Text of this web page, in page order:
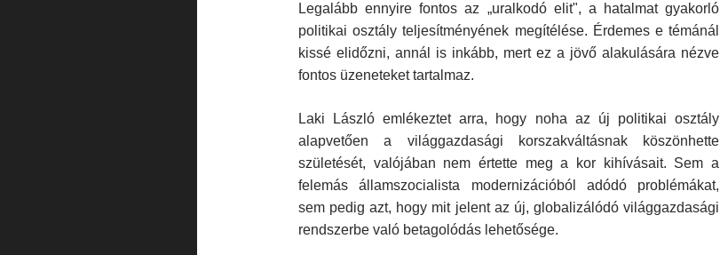
Legalább ennyire fontos az „uralkodó elit", a hatalmat gyakorló
politikai osztály teljesítményének megítélése. Érdemes e témánál
kissé elidőzni, annál is inkább, mert ez a jövő alakulására nézve
fontos üzeneteket tartalmaz.
Laki László emlékeztet arra, hogy noha az új politikai osztály
alapvető­en a világgazdasági korszakváltásnak köszönhette
születését, valójában nem értette meg a kor kihívásait. Sem a
felemás államszocialista mo­dernizációból adódó problémákat,
sem pedig azt, hogy mit jelent az új, globalizálódó világgazdasági
rendszerbe való betagolódás lehetősége.